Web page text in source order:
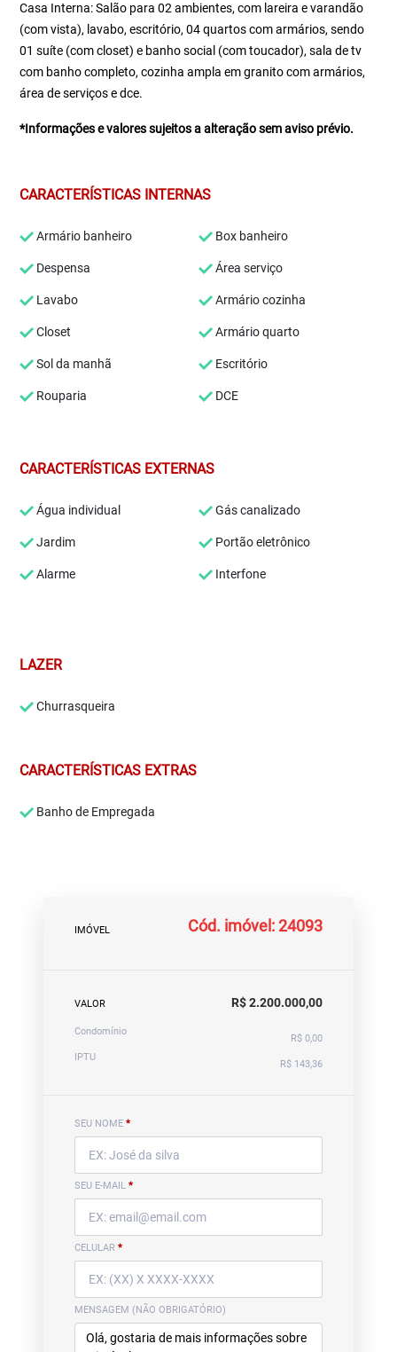
Casa Interna: Salão para 02 ambientes, com lareira e varandão
(com vista), lavabo, escritório, 04 quartos com armários, sendo
01 suíte (com closet) e banho social (com toucador), sala de tv
com banho completo, cozinha ampla em granito com armários,
área de serviços e dce.
*Informações e valores sujeitos a alteração sem aviso prévio.
CARACTERÍSTICAS INTERNAS
Armário banheiro Box banheiro
Despensa Área serviço
Lavabo Armário cozinha
Closet Armário quarto
Sol da manhã Escritório
Rouparia DCE
CARACTERÍSTICAS EXTERNAS
Água individual Gás canalizado
Jardim Portão eletrônico
Alarme Interfone
LAZER
Churrasqueira
CARACTERÍSTICAS EXTRAS
Banho de Empregada
IMÓVEL Cód. imóvel: 24093
VALOR R$ 2.200.000,00
Condomínio
R$ 0,00
IPTU
R$ 143,36
SEU NOME *
SEU E-MAIL *
CELULAR *
MENSAGEM (NÃO OBRIGATÓRIO)